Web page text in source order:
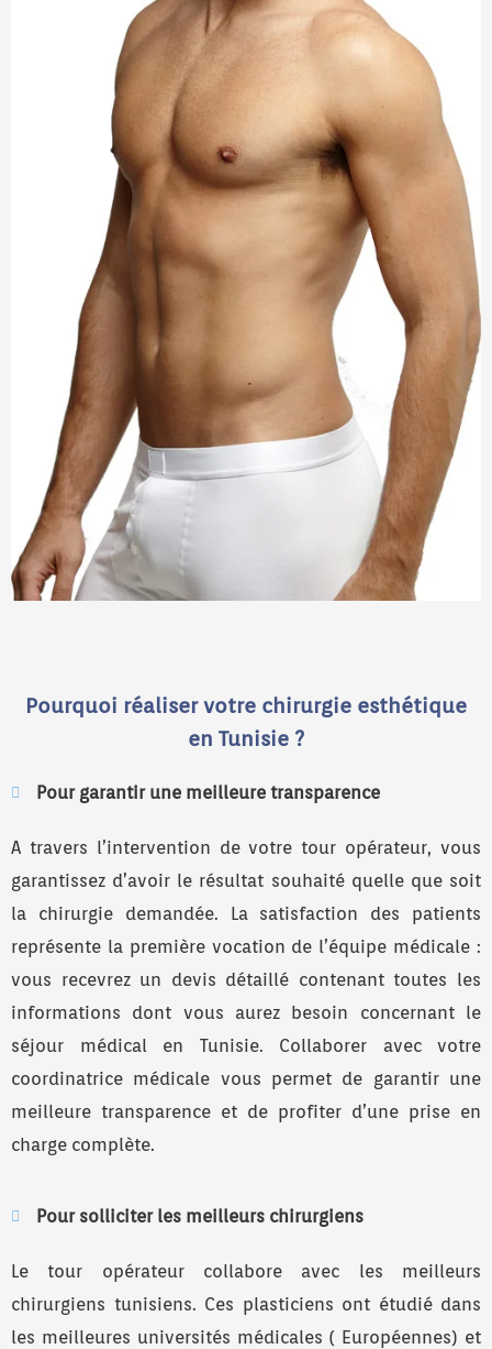
Pourquoi réaliser votre chirurgie esthétique
en Tunisie ?
Pour garantir une meilleure transparence
A travers l’intervention de votre tour opérateur, vous
garantissez d’avoir le résultat souhaité quelle que soit
la chirurgie demandée. La satisfaction des patients
représente la première vocation de l’équipe médicale :
vous recevrez un devis détaillé contenant toutes les
informations dont vous aurez besoin concernant le
séjour médical en Tunisie. Collaborer avec votre
coordinatrice médicale vous permet de garantir une
meilleure transparence et de profiter d’une prise en
charge complète.
Pour solliciter les meilleurs chirurgiens
Le tour opérateur collabore avec les meilleurs
chirurgiens tunisiens. Ces plasticiens ont étudié dans
les meilleures universités médicales ( Européennes) et